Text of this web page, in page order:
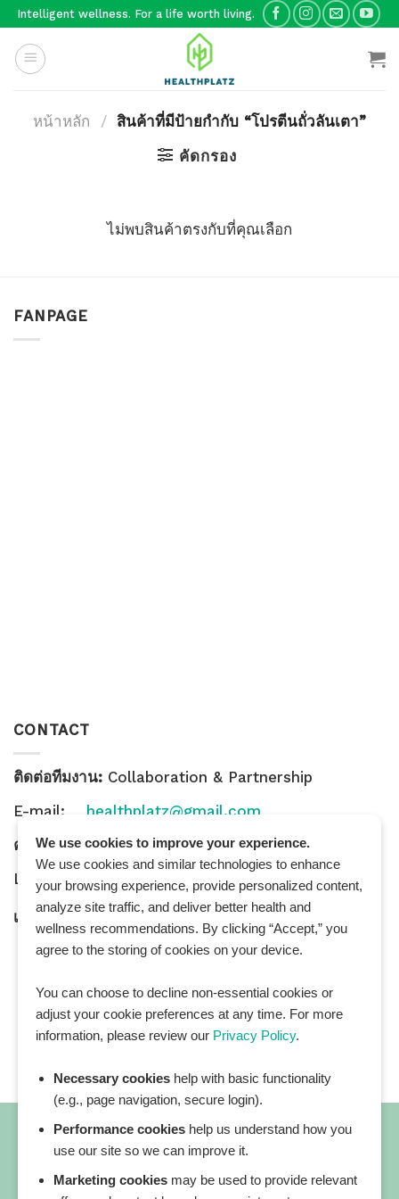
Skip
content
Intelligent wellness. For a life worth living.
หน้าหลัก / สินค้าที่มีป้ายกำกับ “โปรตีนถั่วลันเตา”
คัดกรอง
ไม่พบสินค้าตรงกับที่คุณเลือก
FANPAGE
CONTACT
ติดต่อทีมงาน: Collaboration & Partnership
E-mail: healthplatz@gmail.com
คำถามทั่วไป:General Inquiry
LINE Official ID:
@Healthplatz
เพิ่มเพื่อนAdd LINE :https://lin.ee/sqNlLtc
We use cookies to improve your experience.
We use cookies and similar technologies to enhance
your browsing experience, provide personalized content,
analyze site traffic, and deliver better health and
wellness recommendations. By clicking “Accept,” you
agree to the storing of cookies on your device.
You can choose to decline non-essential cookies or
adjust your cookie preferences at any time. For more
information, please review our Privacy Policy.
Necessary cookies help with basic functionality
(e.g., page navigation, secure login).
Performance cookies help us understand how you
use our site so we can improve it.
Marketing cookies may be used to provide relevant